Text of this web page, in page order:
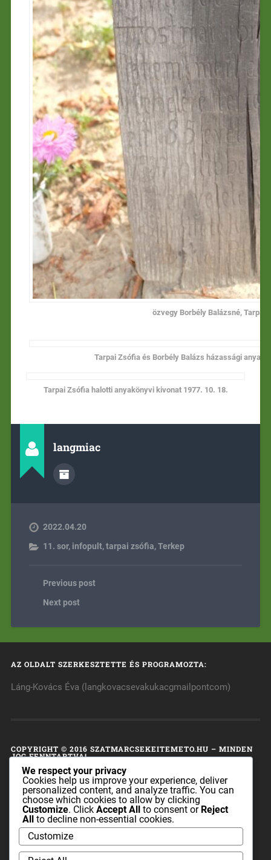
özvegy Borbély Balázsné, Tarpai
Tarpai Zsófia és Borbély Balázs házassági
Tarpai Zsófia halotti anyakönyvi kivonat 1977. 10. 18.
langmiac
2022.04.20
11. sor, infopult,tarpai zsófia,Terkep
Previous post
Next post
AZ OLDALT SZERKESZTETTE ÉS PROGRAMOZTA:
Láng-Kovács Éva (langkovacsevakukacgmailpontcom)
COPYRIGHT © 2016 SZATMARCSEKEITEMETO.HU – MINDEN
JOG FENNTARTVA!
A honlap tulajdonosa fenntart minden, a honlap bármely
részének bármilyen módszerrel, technikával történő
másolásával és terjesztésével kapcsolatos jogot.
A honlapon található információk sem az egész, sem pedig
részei nem publikálhatók és nem terjeszthetők a
szatmarcsekeitemeto.hu tulajdonosának előzetes írásos
We respect your privacy
Cookies help us improve your experience, deliver
personalized content, and analyze traffic. You can
choose which cookies to allow by clicking
Customize. Click Accept All to consent or Reject
All to decline non-essential cookies.
Customize